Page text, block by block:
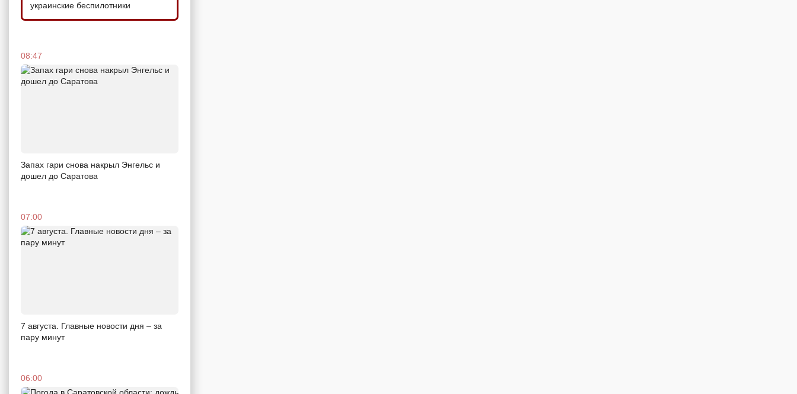
украинские беспилотники
08:47
Запах гари снова накрыл Энгельс и
дошел до Саратова
07:00
7 августа. Главные новости дня – за
пару минут
06:00